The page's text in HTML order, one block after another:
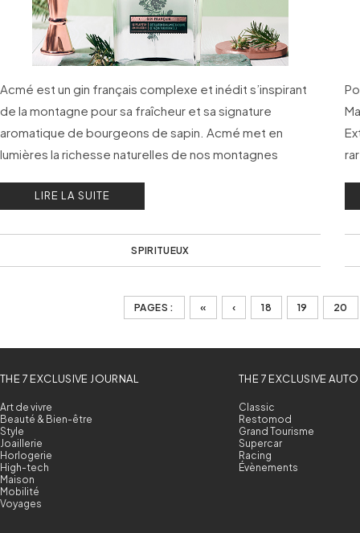
Acmé est un gin français complexe et inédit s’inspirant
de la montagne pour sa fraîcheur et sa signature
aromatique de bourgeons de sapin. Acmé met en
lumières la richesse naturelles de nos montagnes
LIRE LA SUITE
SPIRITUEUX
PAGES : « ‹ 18 19 20
THE 7 EXCLUSIVE JOURNAL
Art de vivre
Beauté & Bien-être
Style
Joaillerie
Horlogerie
High-tech
Maison
Mobilité
Voyages
THE 7 EXCLUSIVE AUTO
Classic
Restomod
Grand Tourisme
Supercar
Racing
Évènements